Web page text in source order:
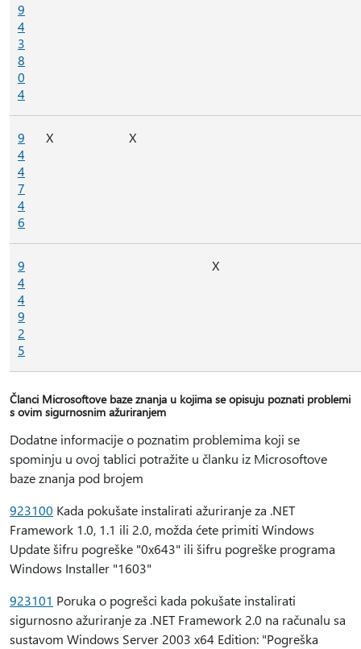
9
4
3
8
0
4
9
4
4
7
4
6
X X
9
4
4
9
2
5
X
Članci Microsoftove baze znanja u kojima se opisuju poznati problemi
s ovim sigurnosnim ažuriranjem
Dodatne informacije o poznatim problemima koji se
spominju u ovoj tablici potražite u članku iz Microsoftove
baze znanja pod brojem
923100 Kada pokušate instalirati ažuriranje za .NET
Framework 1.0, 1.1 ili 2.0, možda ćete primiti Windows
Update šifru pogreške "0x643" ili šifru pogreške programa
Windows Installer "1603"
923101 Poruka o pogrešci kada pokušate instalirati
sigurnosno ažuriranje za .NET Framework 2.0 na računalu sa
sustavom Windows Server 2003 x64 Edition: "Pogreška